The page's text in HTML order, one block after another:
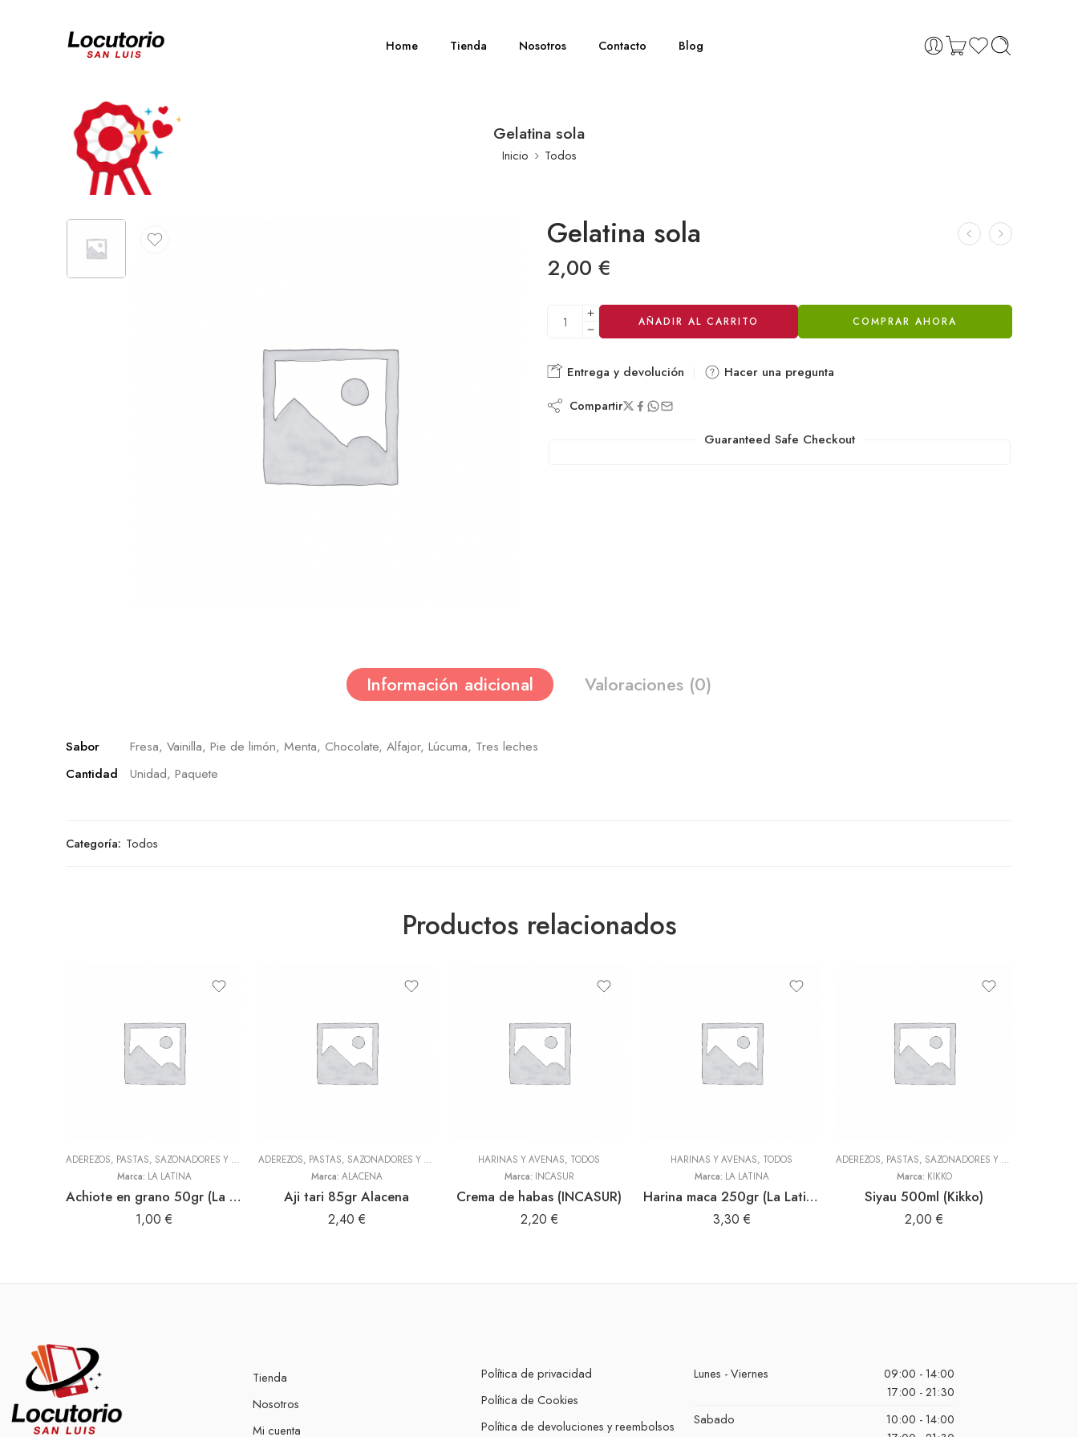
Home Tienda Nosotros Contacto Blog
Gelatina sola
Inicio Todos
Gelatina sola
2,00 €
AÑADIR AL CARRITO COMPRAR AHORA
Alternative:
Entrega y devolución Hacer una pregunta
Compartir
Guaranteed Safe Checkout
Información adicional Valoraciones (0)
Sabor
Fresa, Vainilla, Pie de limón, Menta, Chocolate, Alfajor, Lúcuma, Tres leches
Cantidad
Unidad, Paquete
Categoría: Todos
Productos relacionados
ADEREZOS, PASTAS, SAZONADORES Y CONDIMENTOS ,LEGUMBRES, GRANOS Y SECOS
Marca: LA LATINA
Achiote en grano 50gr (La Latina)
1,00 €
ADEREZOS, PASTAS, SAZONADORES Y CONDIMENTOS ,TODOS
Marca: ALACENA
Aji tari 85gr Alacena
2,40 €
HARINAS Y AVENAS, TODOS
Marca: INCASUR
Crema de habas (INCASUR)
2,20 €
HARINAS Y AVENAS, TODOS
Marca: LA LATINA
Harina maca 250gr (La Latina)
3,30 €
ADEREZOS, PASTAS, SAZONADORES Y CONDIMENTOS
Marca: KIKKO
Siyau 500ml (Kikko)
2,00 €
Tienda
Nosotros
Mi cuenta
Política de privacidad
Política de Cookies
Política de devoluciones y reembolsos
Lunes - Viernes
09:00 - 14:00
17:00 - 21:30
Sabado
10:00 - 14:00